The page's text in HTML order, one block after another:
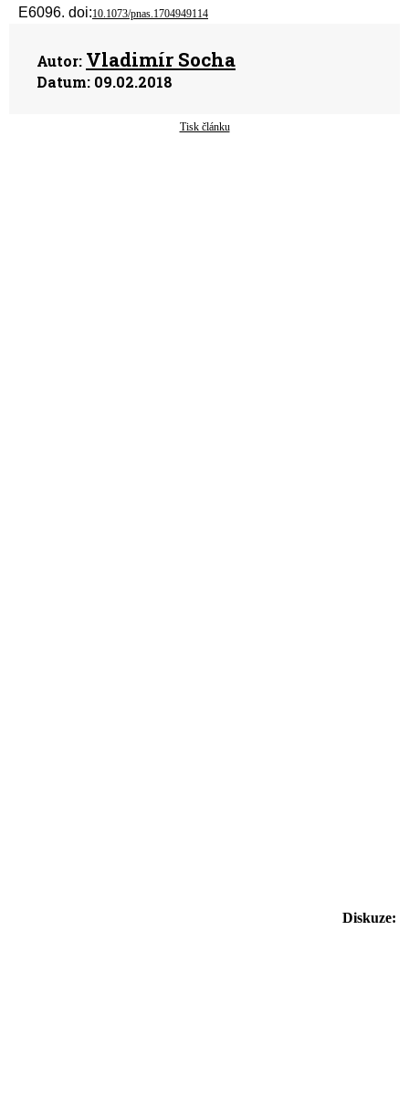
E6096. doi:10.1073/pnas.1704949114
Autor: Vladimír Socha
Datum: 09.02.2018
Tisk článku
Diskuze: